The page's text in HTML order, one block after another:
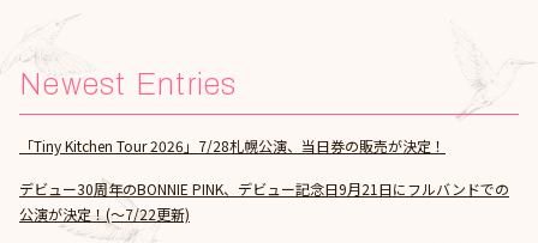
Newest Entries
「Tiny Kitchen Tour 2026」7/28札幌公演、当日券の販売が決定！
デビュー30周年のBONNIE PINK、デビュー記念日9月21日にフルバンドでの
公演が決定！(～7/22更新)